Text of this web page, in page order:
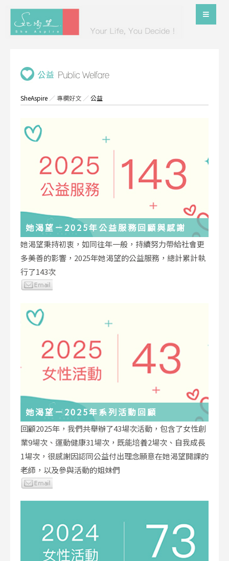
SheAspire ／專欄好文 ／公益
她渴望－2025年公益服務回顧與感謝
她渴望秉持初衷，如同往年一般，持續努力帶給社會更
多美善的影響，2025年她渴望的公益服務，總計累計執
行了143次
她渴望－2025年系列活動回顧
回顧2025年，我們共舉辦了43場次活動，包含了女性創
業9場次、運動健康31場次，既能培養2場次、自我成長
1場次，很感謝因認同公益付出理念願意在她渴望開課的
老師，以及參與活動的姐妹們